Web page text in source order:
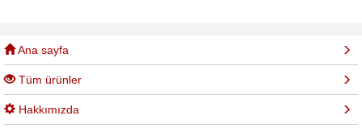
Ana sayfa
Tüm ürünler
Hakkımızda